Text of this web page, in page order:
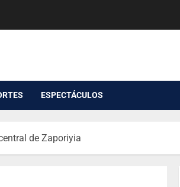
ESPECTÁCULOS
de Zaporiyia